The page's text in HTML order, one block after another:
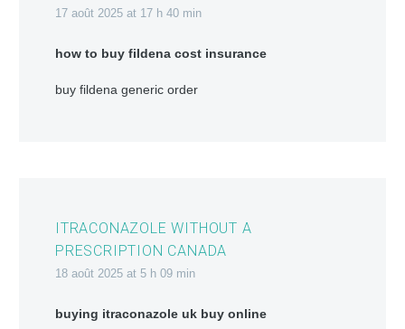
17 août 2025 at 17 h 40 min
how to buy fildena cost insurance
buy fildena generic order
ITRACONAZOLE WITHOUT A
PRESCRIPTION CANADA
18 août 2025 at 5 h 09 min
buying itraconazole uk buy online